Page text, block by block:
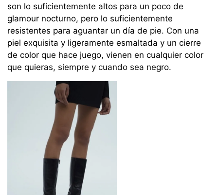
son lo suficientemente altos para un poco de
glamour nocturno, pero lo suficientemente
resistentes para aguantar un día de pie. Con una
piel exquisita y ligeramente esmaltada y un cierre
de color que hace juego, vienen en cualquier color
que quieras, siempre y cuando sea negro.